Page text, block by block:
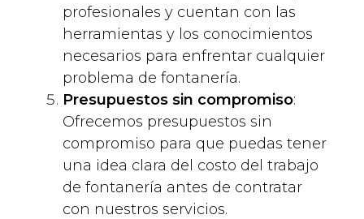
profesionales y cuentan con las
herramientas y los conocimientos
necesarios para enfrentar cualquier
problema de fontanería.
Presupuestos sin compromiso:
Ofrecemos presupuestos sin
compromiso para que puedas tener
una idea clara del costo del trabajo
de fontanería antes de contratar
con nuestros servicios.